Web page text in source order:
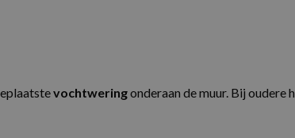
vochtweringonderaan de muur. Bij oudere